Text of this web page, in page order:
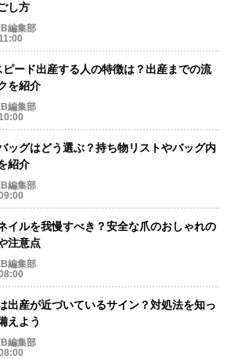
し方
編集部
ピード出産する人の特徴は？出産までの流
を紹介
編集部
ッグはどう選ぶ？持ち物リストやバッグ内
紹介
編集部
イルを我慢すべき？安全な爪のおしゃれの
注意点
編集部
出産が近づいているサイン？対処法を知っ
えよう
編集部